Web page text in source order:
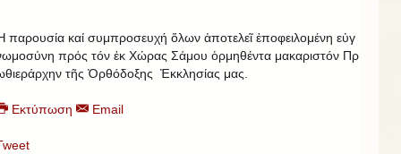
παρουσία καί συμπροσευχή ὅλων ἀποτελεῖ ἐποφειλομένη εὐγ
πρός τόν ἐκ Χώρας Σάμου ὁρμηθέντα μακαριστόν Πρ
τῆς Ὀρθόδοξης Ἐκκλησίας μας.
Εκτύπωση Email